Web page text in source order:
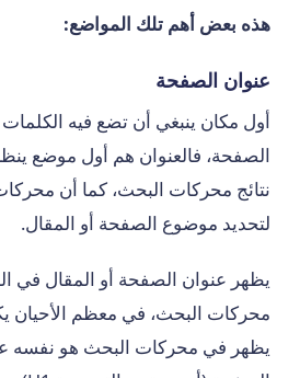
هذه بعض أهم تلك المواضع:
عنوان الصفحة
أول مكان ينبغي أن تضع فيه الكلمات
الصفحة، فالعنوان هم أول موضع
نتائج محركات البحث، كما أن
لتحديد موضوع الصفحة أو المقال.
يظهر عنوان الصفحة أو المقال في
محركات البحث، في معظم الأحيان
يظهر في محركات البحث هو نفسه